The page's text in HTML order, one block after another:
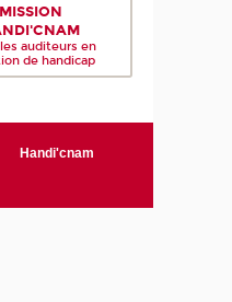
MISSION
auditeurs en
de handicap
Handi'cnam